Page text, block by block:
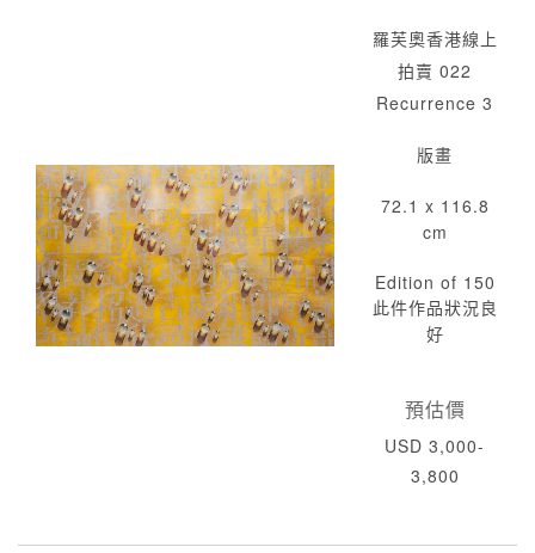
羅芙奧香港線上
拍賣 022
Recurrence 3
版畫
72.1 x 116.8
cm
Edition of 150
此件作品狀況良
好
預估價
USD 3,000-
3,800